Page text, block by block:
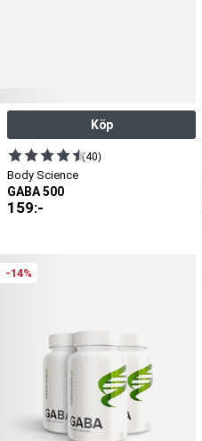
Köp
(40)
Body Science
GABA 500
159:-
-14%